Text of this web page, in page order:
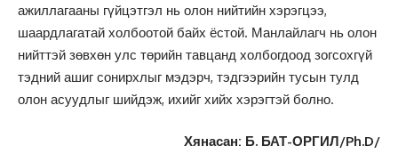
ажиллагааны гүйцэтгэл нь олон нийтийн хэрэгцээ,
шаардлагатай холбоотой байх ёстой. Манлайлагч нь олон
нийттэй зөвхөн улс төрийн тавцанд холбогдоод зогсохгүй
тэдний ашиг сонирхлыг мэдэрч, тэдгээрийн тусын тулд
олон асуудлыг шийдэж, ихийг хийх хэрэгтэй болно.
Хянасан: Б. БАТ-ОРГИЛ/Ph.D/